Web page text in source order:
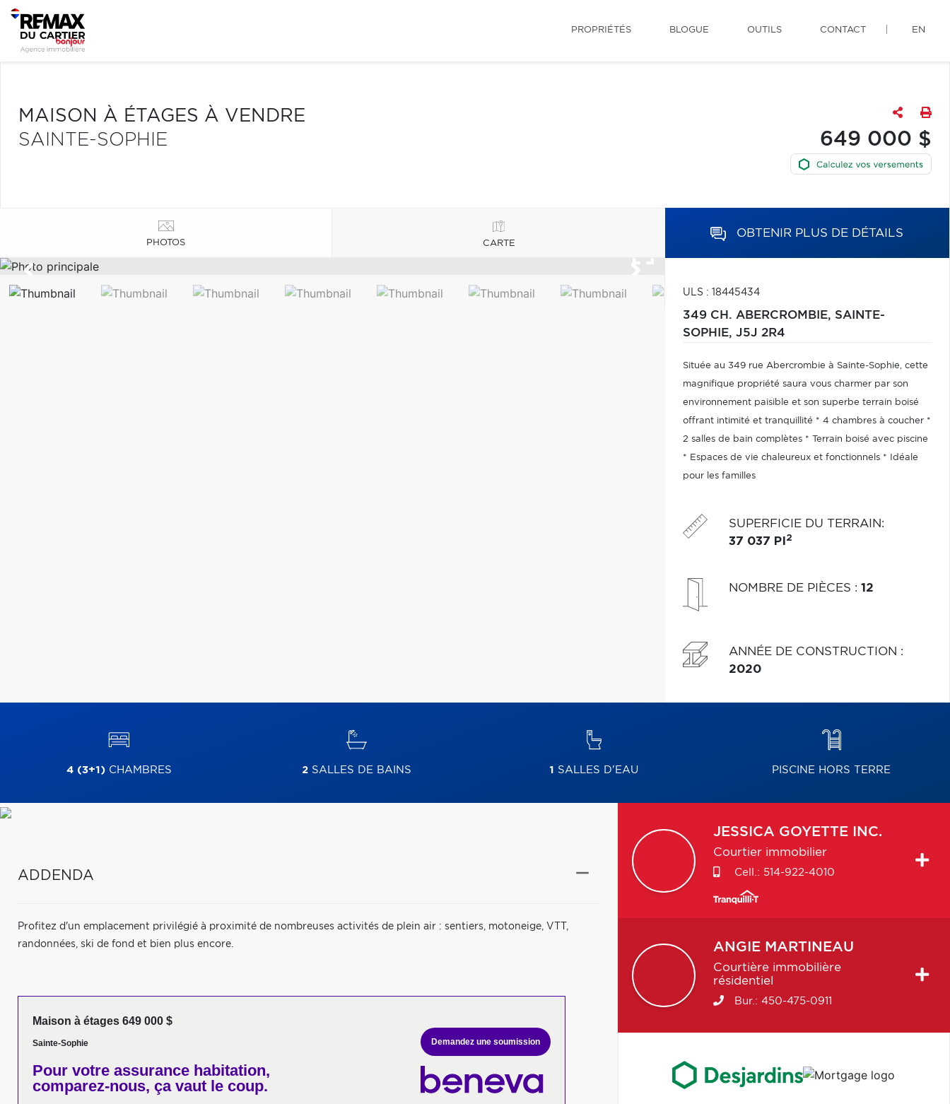
PROPRIÉTÉS BLOGUE OUTILS CONTACT EN
MAISON À ÉTAGES À VENDRE
SAINTE-SOPHIE
649 000 $
PHOTOS CARTE
OBTENIR PLUS DE DÉTAILS
ULS : 18445434
349 CH. ABERCROMBIE, SAINTE-
SOPHIE, J5J 2R4
Située au 349 rue Abercrombie à Sainte-Sophie, cette
magnifique propriété saura vous charmer par son
environnement paisible et son superbe terrain boisé
offrant intimité et tranquillité * 4 chambres à coucher *
2 salles de bain complètes * Terrain boisé avec piscine
* Espaces de vie chaleureux et fonctionnels * Idéale
pour les familles
SUPERFICIE DU TERRAIN:
37 037 PI 2
NOMBRE DE PIÈCES : 12
ANNÉE DE CONSTRUCTION :
2020
4 (3+1)CHAMBRES 2SALLES DE BAINS 1 SALLES D'EAU PISCINE HORS TERRE
ADDENDA
Profitez d'un emplacement privilégié à proximité de nombreuses activités de plein air : sentiers, motoneige, VTT,
randonnées, ski de fond et bien plus encore.
Maison à étages 649 000 $
Sainte-Sophie
Pour votre assurance habitation,
comparez-nous, ça vaut le coup.
Demandez une soumission
JESSICA GOYETTE INC.
Courtier immobilier
Cell.: 514-922-4010
ANGIE MARTINEAU
Courtière immobilière
résidentiel
Bur.: 450-475-0911